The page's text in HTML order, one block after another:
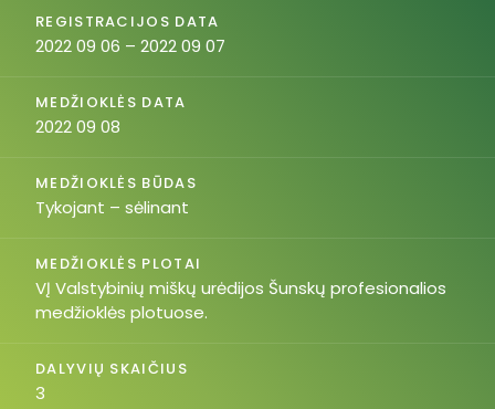
REGISTRACIJOS DATA
2022 09 06 – 2022 09 07
MEDŽIOKLĖS DATA
2022 09 08
MEDŽIOKLĖS BŪDAS
Tykojant – sėlinant
MEDŽIOKLĖS PLOTAI
VĮ Valstybinių miškų urėdijos Šunskų profesionalios
medžioklės plotuose.
DALYVIŲ SKAIČIUS
3